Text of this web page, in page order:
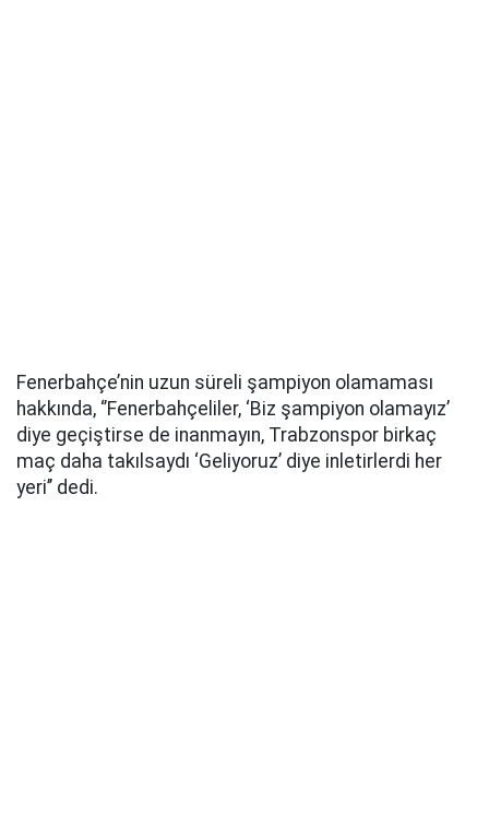
Fenerbahçe’nin uzun süreli şampiyon olamaması
hakkında, ‘’Fenerbahçeliler, ‘Biz şampiyon olamayız’
diye geçiştirse de inanmayın, Trabzonspor birkaç
maç daha takılsaydı ‘Geliyoruz’ diye inletirlerdi her
yeri’’ dedi.